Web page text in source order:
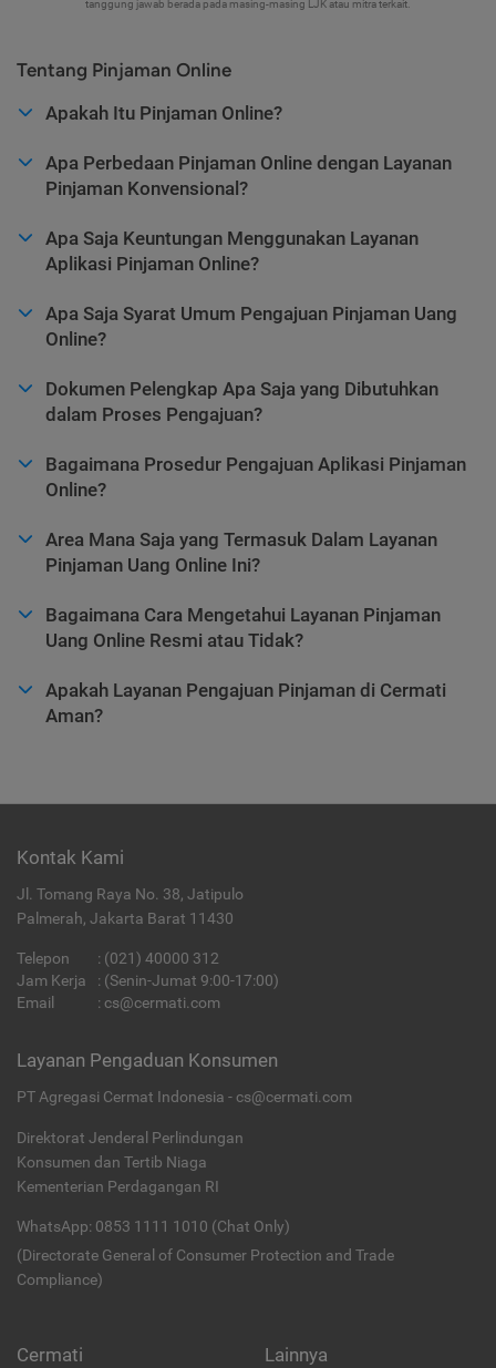
tanggung jawab berada pada masing-masing LJK atau mitra terkait.
Tentang Pinjaman Online
Apakah Itu Pinjaman Online?
Apa Perbedaan Pinjaman Online dengan Layanan
Pinjaman Konvensional?
Apa Saja Keuntungan Menggunakan Layanan
Aplikasi Pinjaman Online?
Apa Saja Syarat Umum Pengajuan Pinjaman Uang
Online?
Dokumen Pelengkap Apa Saja yang Dibutuhkan
dalam Proses Pengajuan?
Bagaimana Prosedur Pengajuan Aplikasi Pinjaman
Online?
Area Mana Saja yang Termasuk Dalam Layanan
Pinjaman Uang Online Ini?
Bagaimana Cara Mengetahui Layanan Pinjaman
Uang Online Resmi atau Tidak?
Apakah Layanan Pengajuan Pinjaman di Cermati
Aman?
Kontak Kami
Jl. Tomang Raya No. 38, Jatipulo
Palmerah, Jakarta Barat 11430
Telepon : (021) 40000 312
Jam Kerja
: (Senin-Jumat 9:00-17:00)
Email
: cs@cermati.com
Layanan Pengaduan Konsumen
PT Agregasi Cermat Indonesia - cs@cermati.com
Direktorat Jenderal Perlindungan
Konsumen dan Tertib Niaga
Kementerian Perdagangan RI
WhatsApp: 0853 1111 1010 (Chat Only)
(Directorate General of Consumer Protection and Trade
Compliance)
Cermati Lainnya